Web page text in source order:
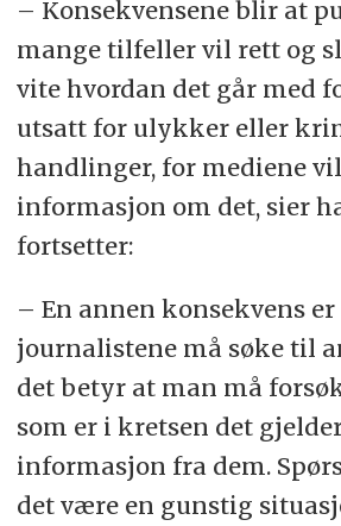
– Konsekvensene blir at
mange tilfeller vil rett og
vite hvordan det går med
utsatt for ulykker eller
handlinger, for mediene
informasjon om det, sier
fortsetter:
– En annen konsekvens er
journalistene må søke til
det betyr at man må
som er i kretsen det
informasjon fra dem.
det være en gunstig